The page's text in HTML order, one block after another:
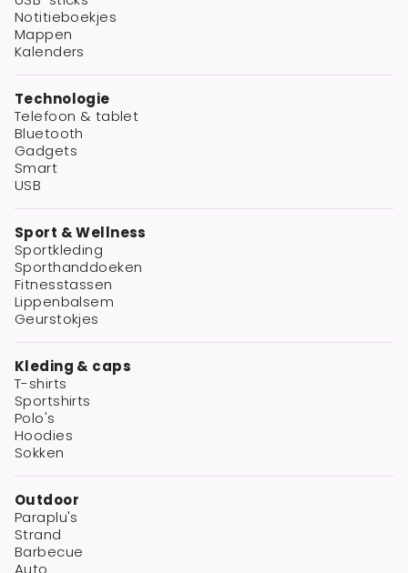
Notitieboekjes
Mappen
Kalenders
Technologie
Telefoon & tablet
Bluetooth
Gadgets
Smart
USB
Sport & Wellness
Sportkleding
Sporthanddoeken
Fitnesstassen
Lippenbalsem
Geurstokjes
Kleding & caps
T-shirts
Sportshirts
Polo's
Hoodies
Sokken
Outdoor
Paraplu's
Strand
Barbecue
Auto